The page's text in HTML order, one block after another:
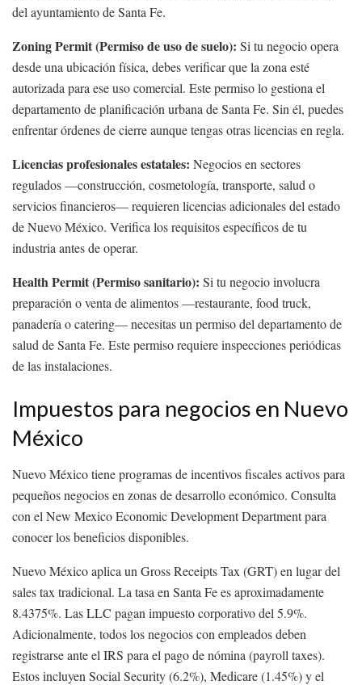
del ayuntamiento de Santa Fe.
Zoning Permit (Permiso de uso de suelo): Si tu negocio opera
desde una ubicación física, debes verificar que la zona esté
autorizada para ese uso comercial. Este permiso lo gestiona el
departamento de planificación urbana de Santa Fe. Sin él, puedes
enfrentar órdenes de cierre aunque tengas otras licencias en regla.
Licencias profesionales estatales: Negocios en sectores
regulados —construcción, cosmetología, transporte, salud o
servicios financieros— requieren licencias adicionales del estado
de Nuevo México. Verifica los requisitos específicos de tu
industria antes de operar.
Health Permit (Permiso sanitario): Si tu negocio involucra
preparación o venta de alimentos —restaurante, food truck,
panadería o catering— necesitas un permiso del departamento de
salud de Santa Fe. Este permiso requiere inspecciones periódicas
de las instalaciones.
Impuestos para negocios en Nuevo
México
Nuevo México tiene programas de incentivos fiscales activos para
pequeños negocios en zonas de desarrollo económico. Consulta
con el New Mexico Economic Development Department para
conocer los beneficios disponibles.
Nuevo México aplica un Gross Receipts Tax (GRT) en lugar del
sales tax tradicional. La tasa en Santa Fe es aproximadamente
8.4375%. Las LLC pagan impuesto corporativo del 5.9%.
Adicionalmente, todos los negocios con empleados deben
registrarse ante el IRS para el pago de nómina (payroll taxes).
Estos incluyen Social Security (6.2%), Medicare (1.45%) y el